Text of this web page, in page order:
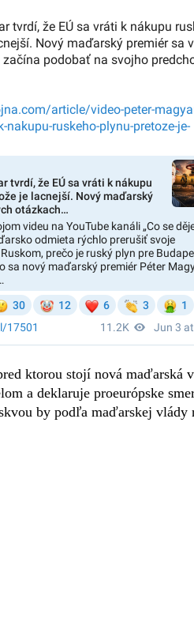
ktorou stojí nová maďarská
a deklaruje proeurópske
by podľa maďarskej vlády